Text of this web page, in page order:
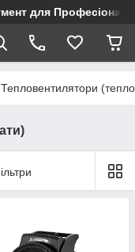
для
Тепловентилятори